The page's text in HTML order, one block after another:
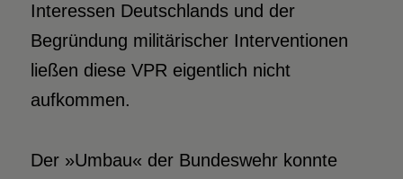
Interessen Deutschlands und der
Begründung militärischer Interventionen
ließen diese VPR eigentlich nicht
aufkommen.
Der »Umbau« der Bundeswehr konnte